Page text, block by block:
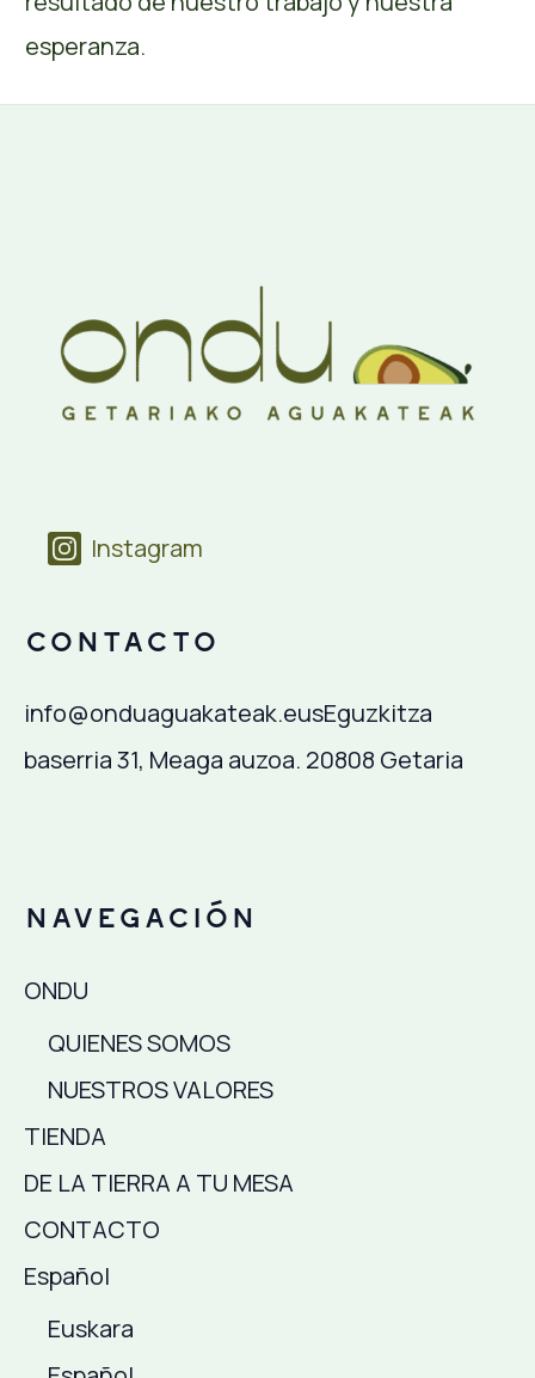
esperanza.
Instagram
Contacto
info@onduaguakateak.eusEguzkitza
baserria 31, Meaga auzoa. 20808 Getaria
Navegación
ONDU
QUIENES SOMOS
NUESTROS VALORES
TIENDA
DE LA TIERRA A TU MESA
CONTACTO
Español
Euskara